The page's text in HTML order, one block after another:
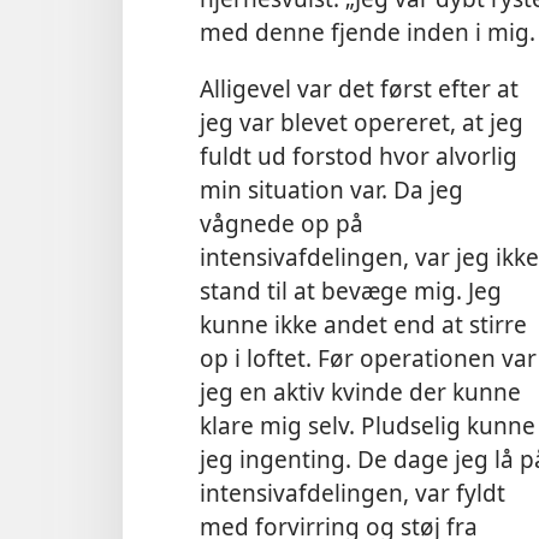
med denne fjende inden i mig.
Alligevel var det først efter at
jeg var blevet opereret, at jeg
fuldt ud forstod hvor alvorlig
min situation var. Da jeg
vågnede op på
intensivafdelingen, var jeg
stand til at bevæge mig. Jeg
kunne ikke andet end at stirre
op i loftet. Før operationen var
jeg en aktiv kvinde der kunne
klare mig selv. Pludselig kunne
jeg ingenting. De dage jeg lå
intensivafdelingen, var fyldt
med forvirring og støj fra